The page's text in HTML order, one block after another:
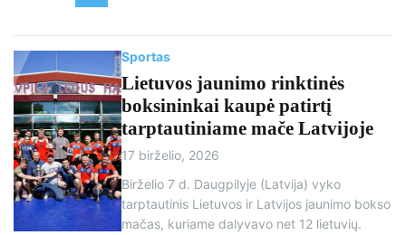
Sportas
Lietuvos jaunimo rinktinės
boksininkai kaupė patirtį
tarptautiniame mače Latvijoje
17 birželio, 2026
Birželio 7 d. Daugpilyje (Latvija) vyko
tarptautinis Lietuvos ir Latvijos jaunimo bokso
mačas, kuriame dalyvavo net 12 lietuvių.